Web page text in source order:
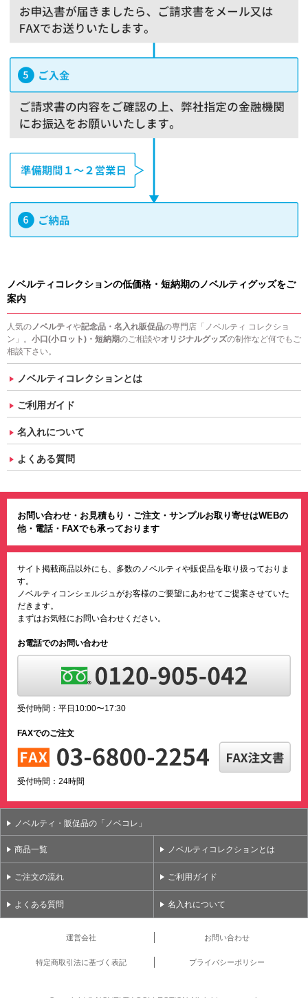
ノベルティコレクションの低価格・短納期のノベルティグッズをご
案内
人気のノベルティや記念品・名入れ販促品の専門店「ノベルティ コレクショ
ン」。 小口(小ロット)・短納期のご相談やオリジナルグッズの制作など何でもご
相談下さい。
ノベルティコレクションとは
ご利用ガイド
名入れについて
よくある質問
お問い合わせ・お見積もり・ご注文・サンプルお取り寄せはWEBの
他・電話・FAXでも承っております
サイト掲載商品以外にも、多数のノベルティや販促品を取り扱っておりま
す。
ノベルティコンシェルジュがお客様のご要望にあわせてご提案させていた
だきます。
まずはお気軽にお問い合わせください。
お電話でのお問い合わせ
受付時間：平日10:00〜17:30
FAXでのご注文
受付時間：24時間
ノベルティ・販促品の「ノベコレ」
商品一覧 ノベルティコレクションとは
ご注文の流れ ご利用ガイド
よくある質問 名入れについて
運営会社 お問い合わせ
特定商取引法に基づく表記 プライバシーポリシー